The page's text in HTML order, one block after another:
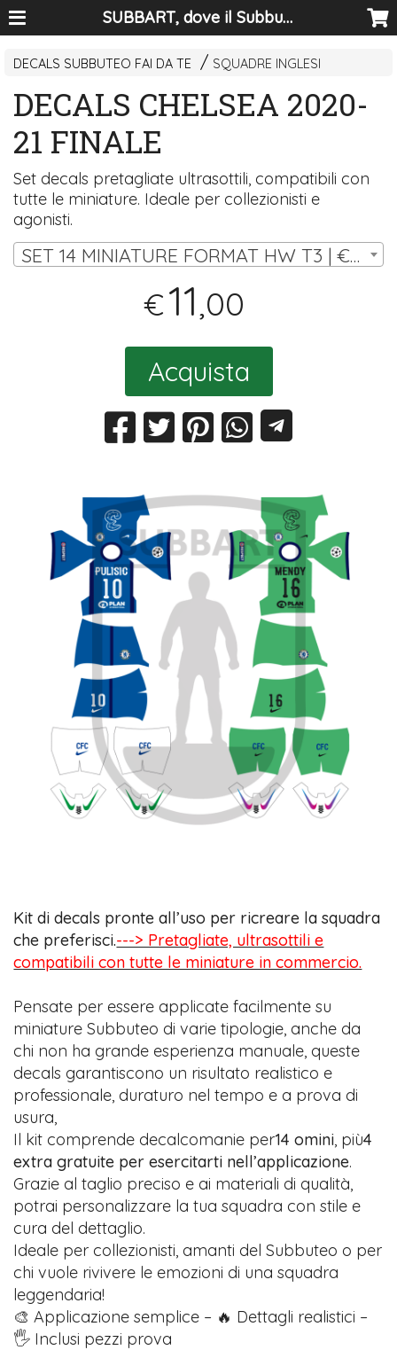
SUBBART, dove il Subbuteo diventa arte
DECALS SUBBUTEO FAI DA TE SQUADRE INGLESI
DECALS CHELSEA 2020-
21 FINALE
Set decals pretagliate ultrasottili, compatibili con
tutte le miniature. Ideale per collezionisti e
agonisti.
SET 14 MINIATURE FORMAT HW T3 | € 11,00
€11,00
Acquista
Kit di decals pronte all’uso per ricreare la squadra
che preferisci.---> Pretagliate, ultrasottili e
compatibili con tutte le miniature in commercio.
Pensate per essere applicate facilmente su
miniature Subbuteo di varie tipologie, anche da
chi non ha grande esperienza manuale, queste
decals garantiscono un risultato realistico e
professionale, duraturo nel tempo e a prova di
usura,
Il kit comprende decalcomanie per14 omini, più4
extra gratuite per esercitarti nell’applicazione.
Grazie al taglio preciso e ai materiali di qualità,
potrai personalizzare la tua squadra con stile e
cura del dettaglio.
Ideale per collezionisti, amanti del Subbuteo o per
chi vuole rivivere le emozioni di una squadra
leggendaria!
🎨 Applicazione semplice – 🔥 Dettagli realistici –
🖐️ Inclusi pezzi prova